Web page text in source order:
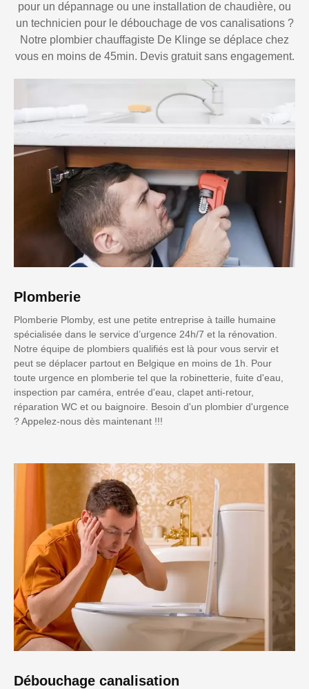
pour un dépannage ou une installation de chaudière, ou
un technicien pour le débouchage de vos canalisations ?
Notre plombier chauffagiste De Klinge se déplace chez
vous en moins de 45min. Devis gratuit sans engagement.
Plomberie
Plomberie Plomby, est une petite entreprise à taille humaine
spécialisée dans le service d’urgence 24h/7 et la rénovation.
Notre équipe de plombiers qualifiés est là pour vous servir et
peut se déplacer partout en Belgique en moins de 1h. Pour
toute urgence en plomberie tel que la robinetterie, fuite d'eau,
inspection par caméra, entrée d'eau, clapet anti-retour,
réparation WC et ou baignoire. Besoin d'un plombier d'urgence
? Appelez-nous dès maintenant !!!
Débouchage canalisation